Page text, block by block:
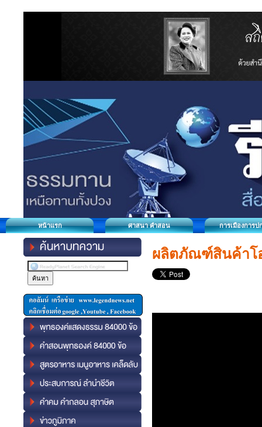
หน้าแรก ศาสนา คำสอน การเมืองการป
ผลิตภัณฑ์สินค้าโ